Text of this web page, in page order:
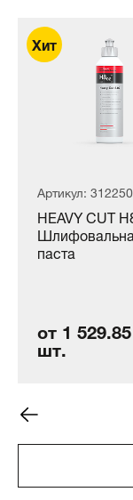
Артикул: 312250
HEAVY CUT
паста
от 1
шт.